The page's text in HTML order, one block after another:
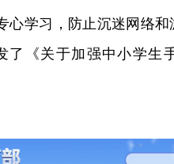
心学习，防止沉迷网络
了《关于加强中小学生